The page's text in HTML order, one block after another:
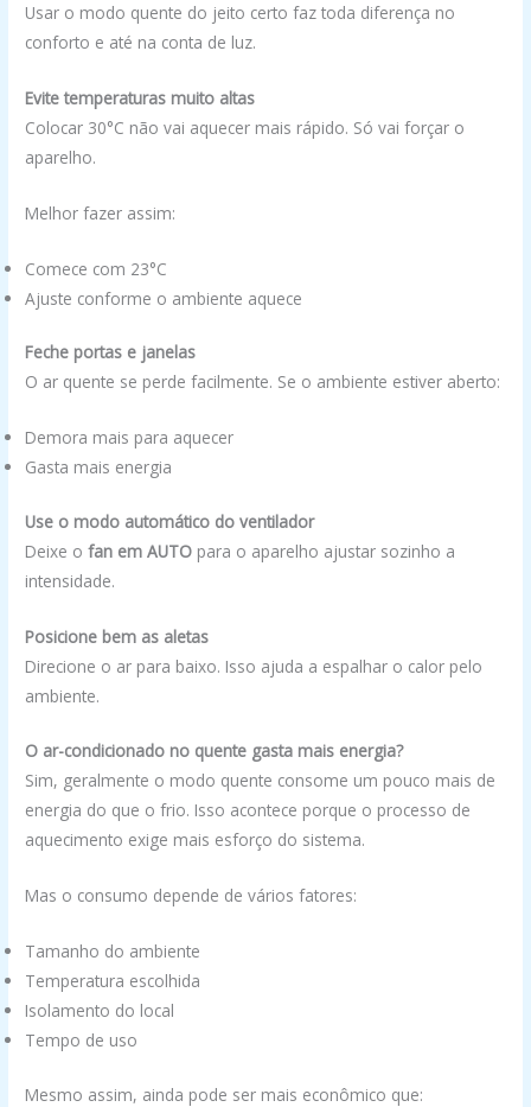
Usar o modo quente do jeito certo faz toda diferença no
conforto e até na conta de luz.
Evite temperaturas muito altas
Colocar 30°C não vai aquecer mais rápido. Só vai forçar o
aparelho.
Melhor fazer assim:
Comece com 23°C
Ajuste conforme o ambiente aquece
Feche portas e janelas
O ar quente se perde facilmente. Se o ambiente estiver aberto:
Demora mais para aquecer
Gasta mais energia
Use o modo automático do ventilador
Deixe ofan em AUTO para o aparelho ajustar sozinho a
intensidade.
Posicione bem as aletas
Direcione o ar para baixo. Isso ajuda a espalhar o calor pelo
ambiente.
O ar-condicionado no quente gasta mais energia?
Sim, geralmente o modo quente consome um pouco mais de
energia do que o frio. Isso acontece porque o processo de
aquecimento exige mais esforço do sistema.
Mas o consumo depende de vários fatores:
Tamanho do ambiente
Temperatura escolhida
Isolamento do local
Tempo de uso
Mesmo assim, ainda pode ser mais econômico que: